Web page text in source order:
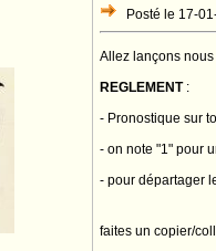
Posté le 17-
Allez lançons
REGLEMENT :
- Pronostique sur
- on note "1" pour
- pour départager
faites un copier/